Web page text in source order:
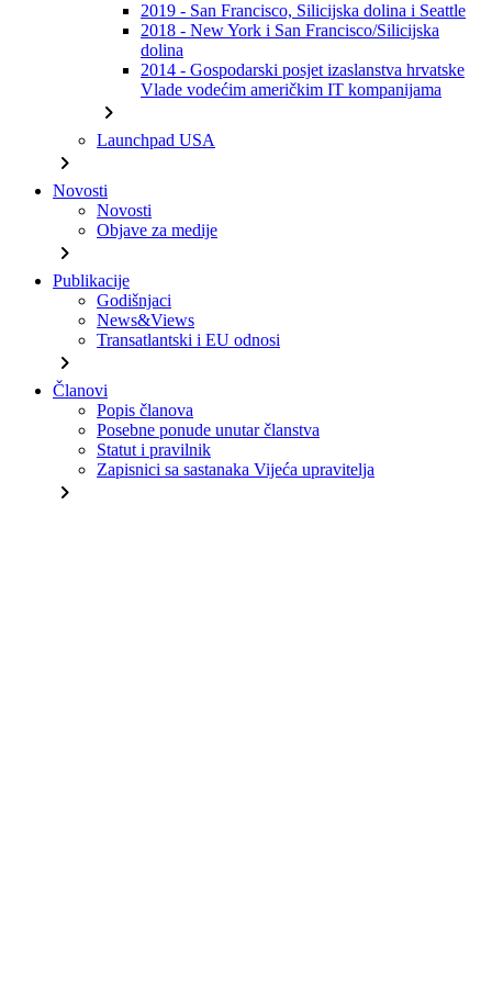
2019 - San Francisco, Silicijska dolina i Seattle
2018 - New York i San Francisco/Silicijska
dolina
2014 - Gospodarski posjet izaslanstva hrvatske
Vlade vodećim američkim IT kompanijama
chevron_right
Launchpad USA
chevron_right
Novosti
Novosti
Objave za medije
chevron_right
Publikacije
Godišnjaci
News&Views
Transatlantski i EU odnosi
chevron_right
Članovi
Popis članova
Posebne ponude unutar članstva
Statut i pravilnik
Zapisnici sa sastanaka Vijeća upravitelja
chevron_right